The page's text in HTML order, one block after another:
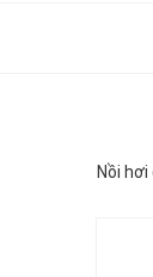
Nồi